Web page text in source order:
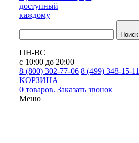
доступный
каждому
Поиск
ПН-ВС
с 10:00 до 20:00
8 (800) 302-77-06 8 (499) 348-15-11
КОРЗИНА
0 товаров. Заказать звонок
Меню